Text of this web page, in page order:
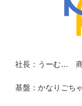
社長：うーむ… 商
基盤：かなりごち